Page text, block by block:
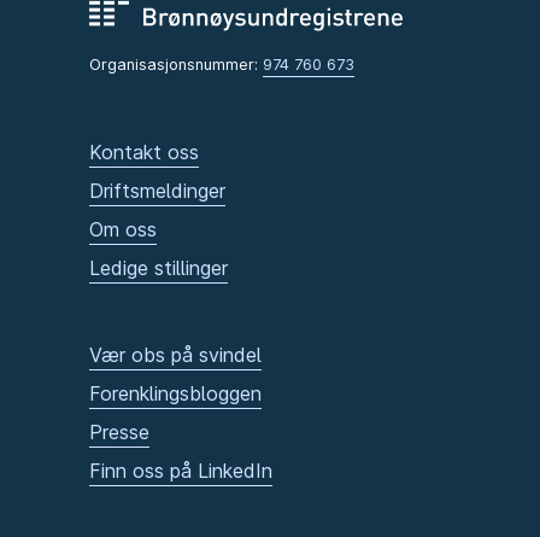
Organisasjonsnummer: 974 760 673
Kontakt oss
Driftsmeldinger
Om oss
Ledige stillinger
Vær obs på svindel
Forenklingsbloggen
Presse
Finn oss på LinkedIn